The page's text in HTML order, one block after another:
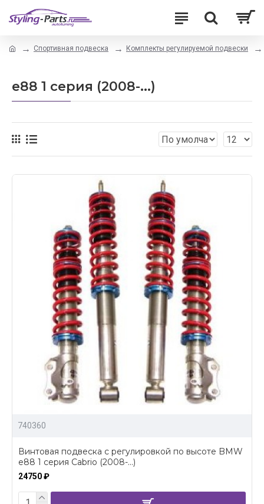
Спортивная подвеска Комплекты регулируемой подвески
e88 1 серия (2008-...)
740360
Винтовая подвеска c регулировкой по высоте BMW
e88 1 серия Cabrio (2008-...)
24750 ₽